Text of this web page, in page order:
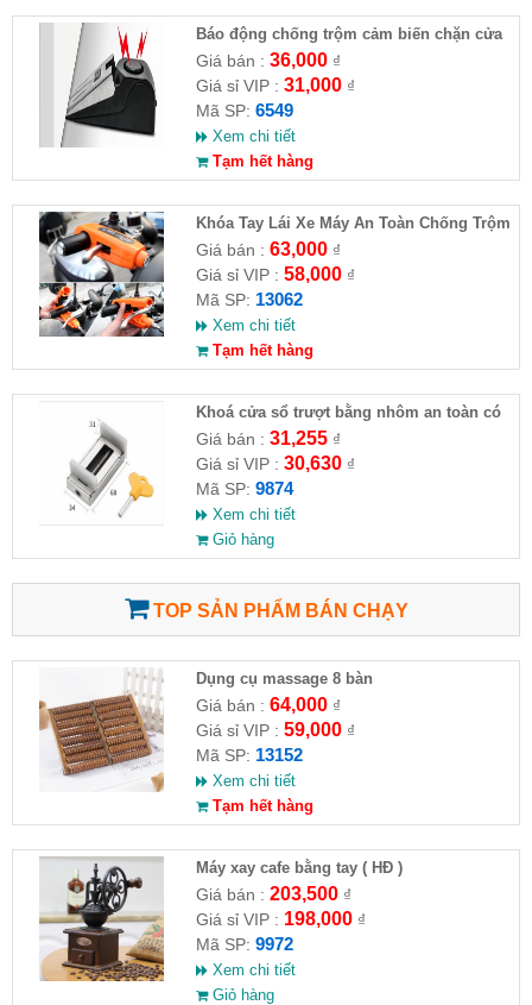
Báo động chống trộm cảm biến chặn cửa
Giá bán : 36,000₫
Giá sỉ VIP : 31,000₫
Mã SP: 6549
Xem chi tiết
Tạm hết hàng
Khóa Tay Lái Xe Máy An Toàn Chống Trộm
Giá bán : 63,000₫
Giá sỉ VIP : 58,000₫
Mã SP: 13062
Xem chi tiết
Tạm hết hàng
Khoá cửa sổ trượt bằng nhôm an toàn có
chia khoá
Giá bán : 31,255₫
Giá sỉ VIP : 30,630₫
Mã SP: 9874
Xem chi tiết
Giỏ hàng
TOP SẢN PHẨM BÁN CHẠY
Dụng cụ massage 8 bàn
Giá bán : 64,000₫
Giá sỉ VIP : 59,000₫
Mã SP: 13152
Xem chi tiết
Tạm hết hàng
Máy xay cafe bằng tay ( HĐ )
Giá bán : 203,500₫
Giá sỉ VIP : 198,000₫
Mã SP: 9972
Xem chi tiết
Giỏ hàng